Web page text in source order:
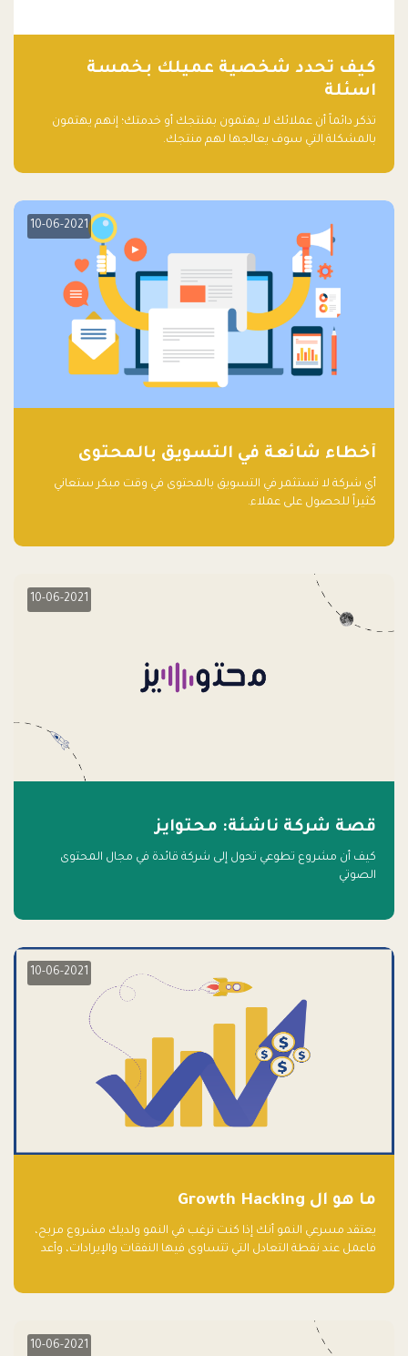
كيف تحدد شخصية عميلك بخمسة
اسئلة
تذكر دائماً أن عملائك لا يهتمون بمنتجك أو خدمتك؛ إنهم يهتمون
بالمشكلة التي سوف يعالجها لهم منتجك.
10-06-2021
أخطاء شائعة في التسويق بالمحتوى
أي شركة لا تستثمر في التسويق بالمحتوى في وقت مبكر ستعاني
كثيراً للحصول على عملاء.
10-06-2021
قصة شركة ناشئة: محتوايز
كيف أن مشروع تطوعي تحول إلى شركة قائدة في مجال المحتوى
الصوتي
10-06-2021
ما هو ال Growth Hacking
يعتقد مسرعي النمو أنك إذا كنت ترغب في النمو ولديك مشروع مربح،
فاعمل عند نقطة التعادل التي تتساوى فيها النفقات والإيرادات، وأعد
10-06-2021